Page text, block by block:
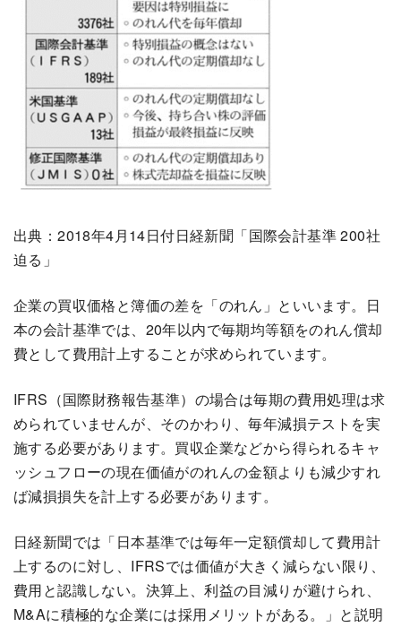
出典：2018年4月14日付日経新聞「国際会計基準 200社
迫る」
企業の買収価格と簿価の差を「のれん」といいます。日
本の会計基準では、20年以内で毎期均等額をのれん償却
費として費用計上することが求められています。
IFRS（国際財務報告基準）の場合は毎期の費用処理は求
められていませんが、そのかわり、毎年減損テストを実
施する必要があります。買収企業などから得られるキャ
ッシュフローの現在価値がのれんの金額よりも減少すれ
ば減損損失を計上する必要があります。
日経新聞では「日本基準では毎年一定額償却して費用計
上するのに対し、IFRSでは価値が大きく減らない限り、
費用と認識しない。決算上、利益の目減りが避けられ、
M&Aに積極的な企業には採用メリットがある。」と説明